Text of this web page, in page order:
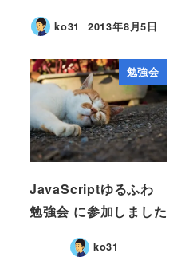
ko31 2013年8月5日
勉強会
JavaScriptゆるふわ
勉強会 に参加しました
ko31